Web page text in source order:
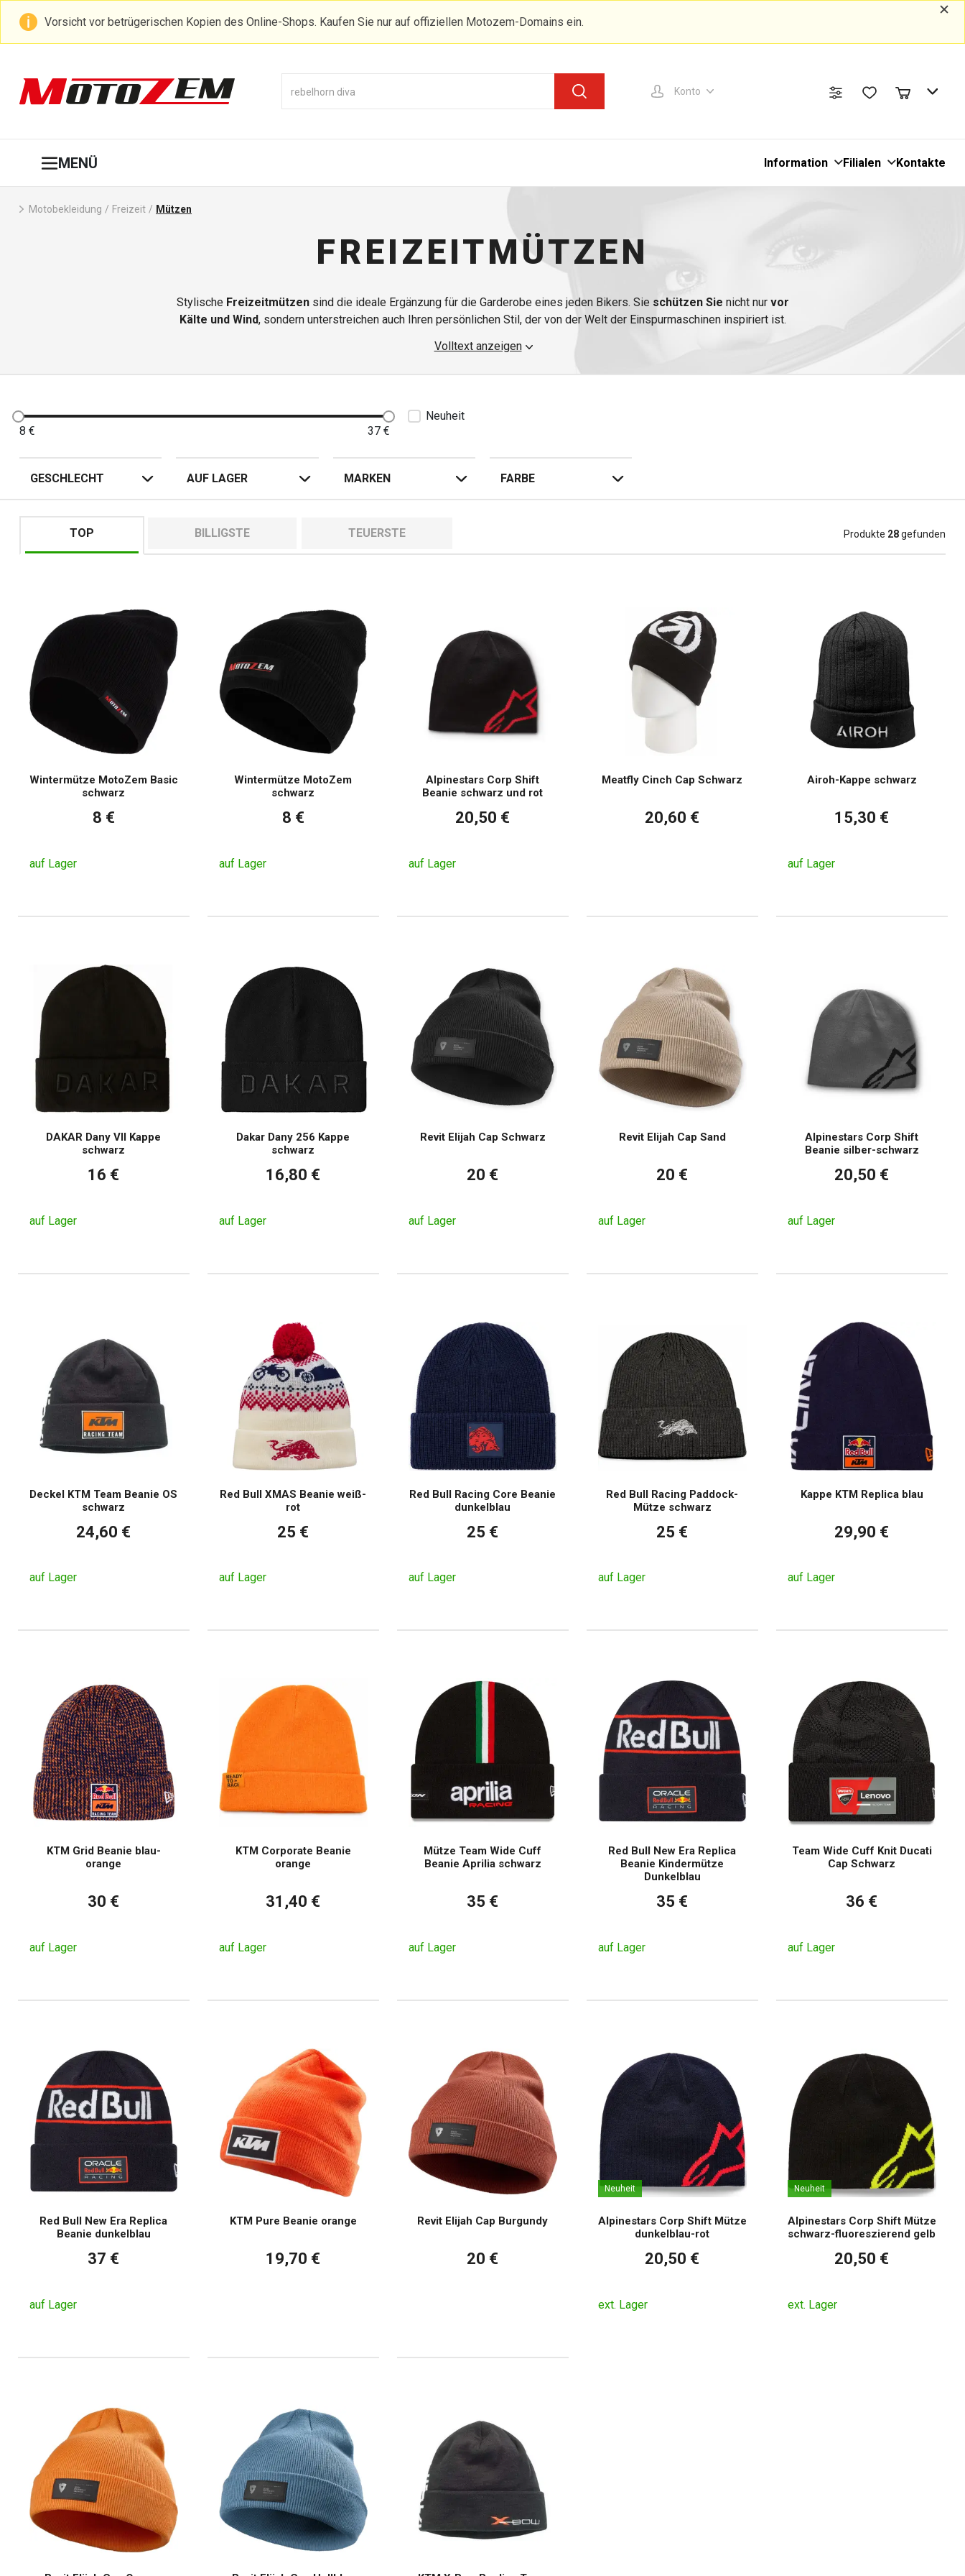
Vorsicht vor betrügerischen Kopien des Online-Shops. Kaufen Sie nur auf offiziellen Motozem-Domains ein.
Konto
MENÜ Information Filialen Kontakte
Motobekleidung / Freizeit / Mützen
FREIZEITMÜTZEN
Stylische Freizeitmützensind die ideale Ergänzung für die Garderobe eines jeden Bikers. Sie schützen Sie nicht nur vor
Kälte und Wind, sondern unterstreichen auch Ihren persönlichen Stil, der von der Welt der Einspurmaschinen inspiriert ist.
Strickmütze bis zur modernen Beanie.
mit Freunden. Dank ihres vielseitigen Looks lassen sie sich gut mit
Sind die Mützen unisex?
Ja, die meisten Modelle sind universell und passen sowohl Männern als auch Frauen.
Die meisten Modelle ja, wir empfehlen aber immer, die Anweisungen des Herstellers zu befolgen.
Gibt es verschiedene Größen?
Volltext anzeigen
8 € 37 €
Neuheit
GESCHLECHT AUF LAGER MARKEN FARBE
Produkte 28gefunden
TOP BILLIGSTE TEUERSTE
Wintermütze MotoZem Basic
schwarz
8 €
auf Lager
Wintermütze MotoZem
schwarz
8 €
auf Lager
Alpinestars Corp Shift
Beanie schwarz und rot
20,50 €
auf Lager
Meatfly Cinch Cap Schwarz
20,60 €
Airoh-Kappe schwarz
15,30 €
auf Lager
DAKAR Dany VII Kappe
schwarz
16 €
auf Lager
Dakar Dany 256 Kappe
schwarz
16,80 €
auf Lager
Revit Elijah Cap Schwarz
20 €
auf Lager
Revit Elijah Cap Sand
20 €
auf Lager
Alpinestars Corp Shift
Beanie silber-schwarz
20,50 €
auf Lager
Deckel KTM Team Beanie OS
schwarz
24,60 €
auf Lager
Red Bull XMAS Beanie weiß-
rot
25 €
auf Lager
Red Bull Racing Core Beanie
dunkelblau
25 €
auf Lager
Red Bull Racing Paddock-
Mütze schwarz
25 €
auf Lager
Kappe KTM Replica blau
29,90 €
auf Lager
KTM Grid Beanie blau-
orange
30 €
auf Lager
KTM Corporate Beanie
orange
31,40 €
auf Lager
Mütze Team Wide Cuff
Beanie Aprilia schwarz
35 €
auf Lager
Red Bull New Era Replica
Beanie Kindermütze
Dunkelblau
35 €
auf Lager
Team Wide Cuff Knit Ducati
Cap Schwarz
36 €
auf Lager
Red Bull New Era Replica
Beanie dunkelblau
37 €
auf Lager
KTM Pure Beanie orange
19,70 €
Revit Elijah Cap Burgundy
20 €
Neuheit
Alpinestars Corp Shift Mütze
dunkelblau-rot
20,50 €
ext. Lager
Neuheit
Alpinestars Corp Shift Mütze
schwarz-fluoreszierend gelb
20,50 €
ext. Lager